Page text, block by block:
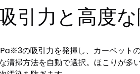
引力と高度
の吸引力を発揮し、カーペット
清掃方法を自動で選択。ほこりが